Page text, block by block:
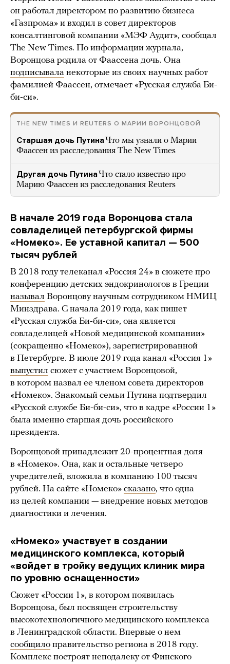
он работал директором по развитию бизнеса
«Газпрома» и входил в совет директоров
консалтинговой компании «МЭФ Аудит», сообщал
The New Times. По информации журнала,
Воронцова родила от Фаассена дочь. Она
подписывала некоторые из своих научных работ
фамилией Фаассен, отмечает «Русская служба Би-
би-си».
THE NEW TIMES И REUTERS О МАРИИ ВОРОНЦОВОЙ
Старшая дочь ПутинаЧто мы узнали о Марии
Фаассен из расследования The New Times
Другая дочь ПутинаЧто стало известно про
Марию Фаассен из расследования Reuters
В начале 2019 года Воронцова стала
совладелицей петербургской фирмы
«Номеко». Ее уставной капитал — 500
тысяч рублей
В 2018 году телеканал «Россия 24» в сюжете про
конференцию детских эндокринологов в Греции
называл Воронцову научным сотрудником НМИЦ
Минздрава. С начала 2019 года, как пишет
«Русская служба Би-би-си», она является
совладелицей «Новой медицинской компании»
(сокращенно «Номеко»), зарегистрированной
в Петербурге. В июле 2019 года канал «Россия 1»
выпустил сюжет с участием Воронцовой,
в котором назвал ее членом совета директоров
«Номеко». Знакомый семьи Путина подтвердил
«Русской службе Би-би-си», что в кадре «России 1»
была именно старшая дочь российского
президента.
Воронцовой принадлежит 20-процентная доля
в «Номеко». Она, как и остальные четверо
учредителей, вложила в компанию 100 тысяч
рублей. На сайте «Номеко» сказано, что одна
из целей компании — внедрение новых методов
диагностики и лечения.
«Номеко» участвует в создании
медицинского комплекса, который
«войдет в тройку ведущих клиник мира
по уровню оснащенности»
Сюжет «России 1», в котором появилась
Воронцова, был посвящен строительству
высокотехнологичного медицинского комплекса
в Ленинградской области. Впервые о нем
сообщило правительство региона в 2018 году.
Комплекс построят неподалеку от Финского